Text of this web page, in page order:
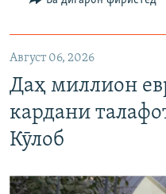
Август 06, 2026
Даҳ миллион
кардани
Кӯлоб